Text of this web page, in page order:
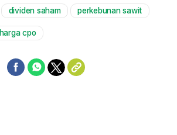
dividen saham perkebunan sawit
harga cpo